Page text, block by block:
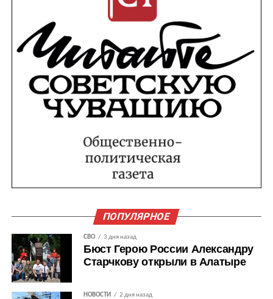
ПОПУЛЯРНОЕ
СВО 3 дня назад
Бюст Герою России Александру
Старчкову открыли в Алатыре
НОВОСТИ 2 дня назад